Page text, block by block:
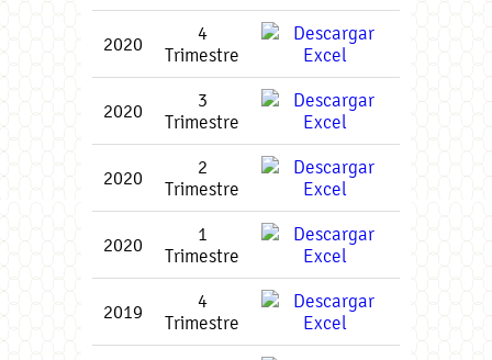
2020
4
Trimestre
2020
3
Trimestre
2020
2
Trimestre
2020
1
Trimestre
2019
4
Trimestre